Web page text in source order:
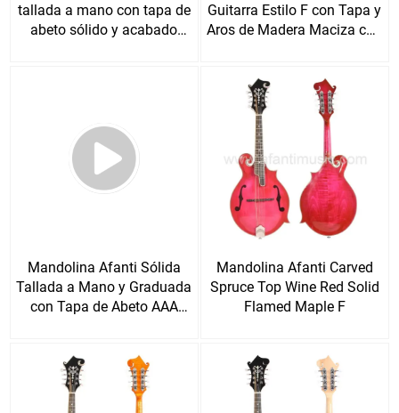
tallada a mano con tapa de
abeto sólido y acabado
Guitarra Estilo F con Tapa y
Aros de Madera Maciza con
Mandolina Afanti Sólida
Tallada a Mano y Graduada
con Tapa de Abeto AAA
Mandolina Afanti Carved
Spruce Top Wine Red Solid
Flamed Maple F